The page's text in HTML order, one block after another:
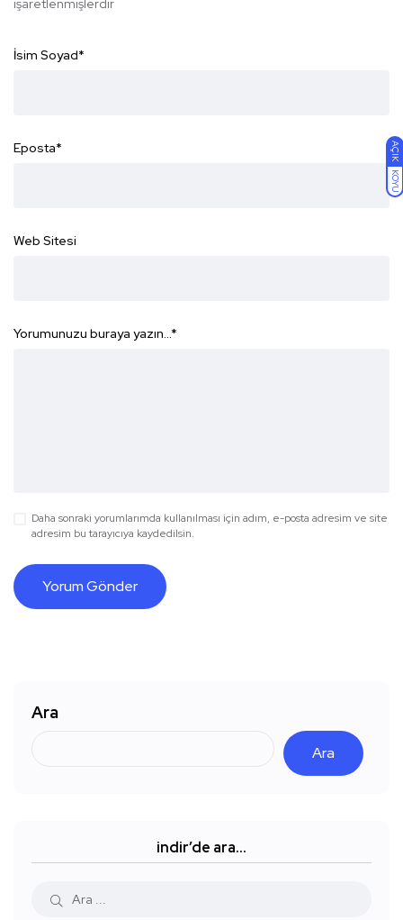
AÇIK
KOYU
İsim Soyad*
Eposta*
Web Sitesi
Yorumunuzu buraya yazın... *
Daha sonraki yorumlarımda kullanılması için adım, e-posta adresim ve site
adresim bu tarayıcıya kaydedilsin.
Ara
Ara
indir’de ara…